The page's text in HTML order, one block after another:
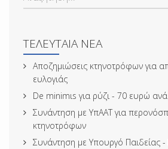
ΤΕΛΕΥΤΑΊΑ ΝΈΑ
Αποζημιώσεις κτηνοτρόφων για
ευλογιάς
De minimιs για ρύζι - 70 ευρώ
Συνάντηση με ΥπΑΑΤ για
κτηνοτρόφων
Συνάντηση με Υπουργό Παιδείας